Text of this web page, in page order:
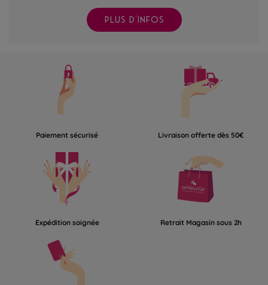
PLUS D'INFOS
Paiement sécurisé Livraison offerte dès 50€
Expédition soignée Retrait Magasin sous 2h